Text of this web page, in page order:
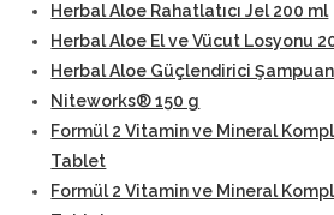
Herbal Aloe Rahatlatıcı Jel 200 ml
Herbal Aloe El ve Vücut Losyonu
Herbal Aloe Güçlendirici
Niteworks® 150 g
Formül 2 Vitamin ve Mineral
Tablet
Formül 2 Vitamin ve Mineral